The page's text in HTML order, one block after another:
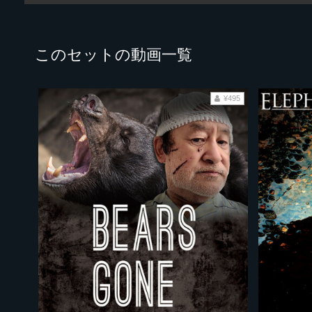
このセットの動画一覧
¥495